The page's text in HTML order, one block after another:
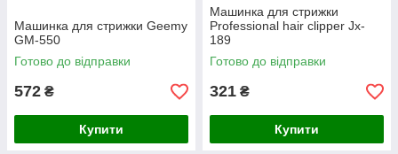
Машинка для стрижки Geemy
GM-550
Готово до відправки
572 ₴
Купити
Машинка для стрижки
Professional hair clipper Jx-
189
Готово до відправки
321 ₴
Купити